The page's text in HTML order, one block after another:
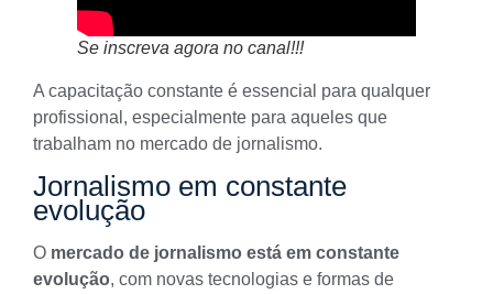
Se inscreva agora no canal!!!
A capacitação constante é essencial para qualquer
profissional, especialmente para aqueles que
trabalham no mercado de jornalismo.
Jornalismo em constante
evolução
O mercado de jornalismo está em constante
evolução, com novas tecnologias e formas de